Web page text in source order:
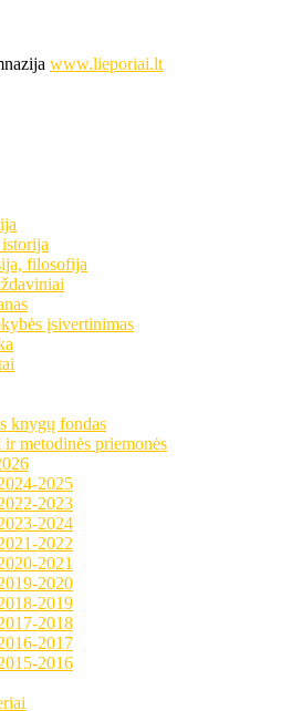
www.lieporiai.lt
filosofija
įsivertinimas
knygų fondas
metodinės priemonės
2025
2023
2024
2022
2021
2020
2019
2018
2017
2016